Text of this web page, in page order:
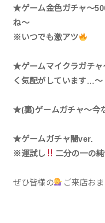
★ゲーム金色ガチャ〜
ね〜
※いつでも激アツ
★ゲームマイクラガチ
く気配がしています…〜
★(裏)ゲームガチャ〜今
★ゲームガチャ闇ver.
※運試し
二分の一の
ぜひ皆様の ご来店お